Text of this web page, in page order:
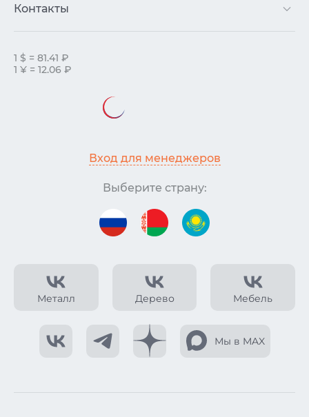
Металл Дерево Мебель
Мы в MAX
Контакты
1 $ = 81.41 ₽
1 ¥ = 12.06 ₽
Вход для менеджеров
Выберите страну: